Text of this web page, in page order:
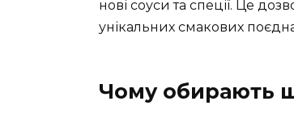
нові соуси та спеції. Це
унікальних смакових
Чому обирають